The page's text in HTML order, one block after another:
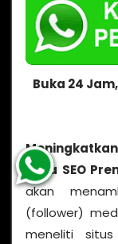
Buka 24 Jam,
Jasa SEO
akan
(follower)
meneliti